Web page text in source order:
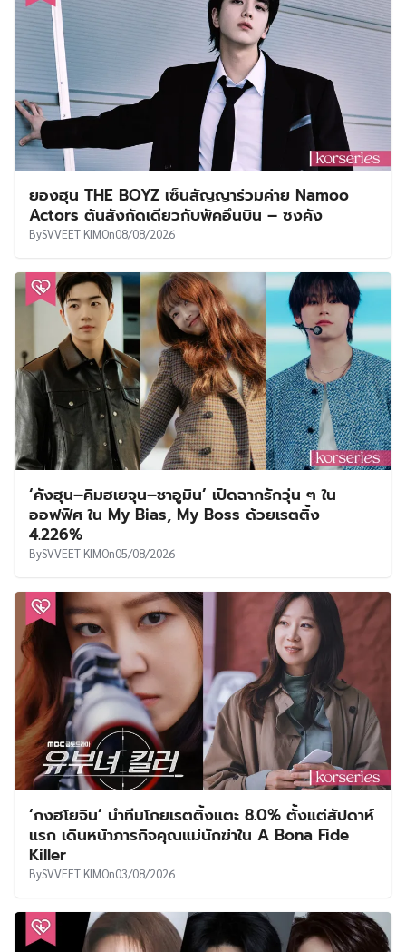
ยองฮุน THE BOYZ เซ็นสัญญาร่วมค่าย Namoo
Actors ต้นสังกัดเดียวกับพัคอึนบิน – ซงคัง
BySVVEET KIMOn08/08/2026
‘คังฮุน–คิมฮเยจุน–ชาอูมิน’ เปิดฉากรักวุ่น ๆ ใน
ออฟฟิศ ใน My Bias, My Boss ด้วยเรตติ้ง
4.226%
BySVVEET KIMOn05/08/2026
‘กงฮโยจิน’ นำทีมโกยเรตติ้งแตะ 8.0% ตั้งแต่สัปดาห์
แรก เดินหน้าภารกิจคุณแม่นักฆ่าใน A Bona Fide
Killer
BySVVEET KIMOn03/08/2026